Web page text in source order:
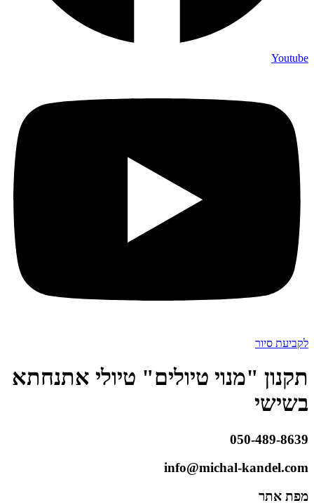
Youtube
לקביעת סיור
תקנון "מנוי טיולים" טיולי אתנחתא
בשישי
050-489-8639
info@michal-kandel.com
מפת אתר